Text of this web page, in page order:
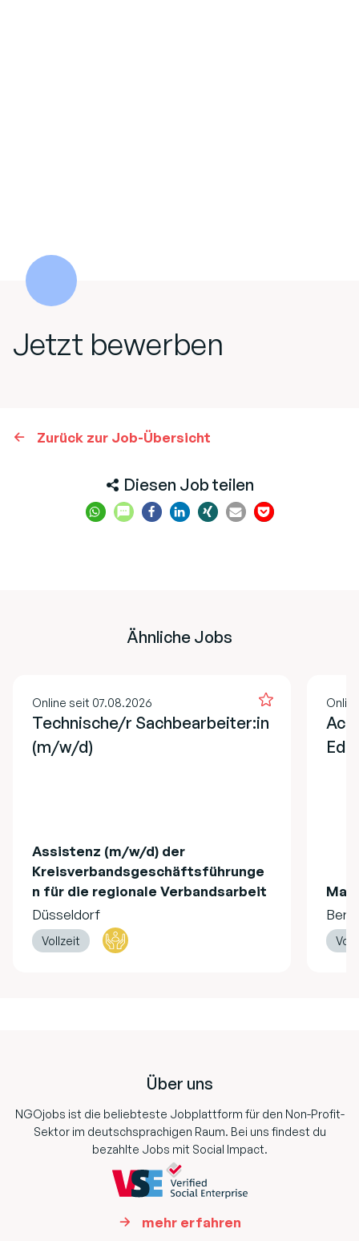
Jetzt bewerben
Zurück zur Job-Übersicht
Diesen Job teilen
Ähnliche Jobs
Online seit 07.08.2026
Technische/r Sachbearbeiter:in
(m/w/d)
Assistenz (m/w/d) der
Kreisverbandsgeschäftsführunge
n für die regionale Verbandsarbeit
Düsseldorf
Vollzeit
Über uns
NGOjobs ist die beliebteste Jobplattform für den Non-Profit-
Sektor im deutschsprachigen Raum. Bei uns findest du
bezahlte Jobs mit Social Impact.
mehr erfahren